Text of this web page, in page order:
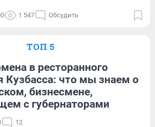
1 547 Обсудить
ТОП 5
в ресторанного
Кузбасса: что мы знаем о
бизнесмене,
с губернаторами
12